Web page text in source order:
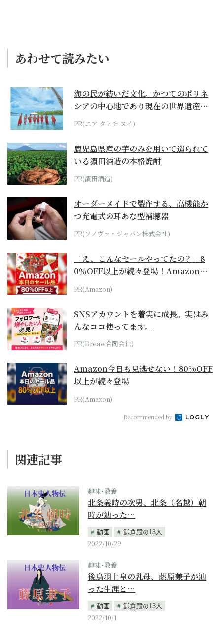
あわせて読みたい
海の民が紡いだ文化。かつてのポリネ
シアの中心地であり現在の世界遺産か
らみえてくる...
PR(エア タヒチ ヌイ)
鹿児島県産の芋のみを用いて造られて
いる濵田酒造の本格焼酎
PR(濵田酒造)
オーダーメイドで製作する、高機能か
つ充電式の耳あな型補聴器
PR(ソノヴァ・ジャパン株式会社)
「え、こんなセールやってたの？」8
0％OFF以上が続々登場！Amazonの
本気が...
PR(Amazon)
SNSアカウントを着実に成長。実はみ
んなココ使ってます。
PR(Dreaw合同会社)
Amazon今日も見逃せない！80%OFF
以上が続々登場
PR(Amazon)
Recommended by
関連記事
趣味･教養
北条義時の次男、北条（名越）朝
時が辿った…
動画
鎌倉殿の13人
2022/10/29
趣味･教養
後鳥羽上皇の乳母、藤原兼子が辿
った生涯と…
動画
鎌倉殿の13人
2022/10/1